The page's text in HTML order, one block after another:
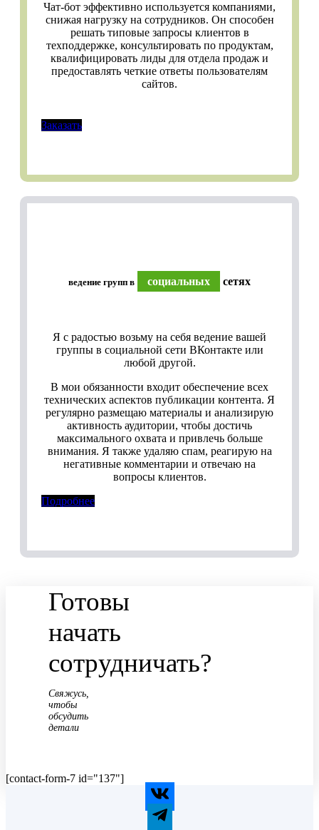
Чат-бот эффективно используется компаниями,
снижая нагрузку на сотрудников. Он способен
решать типовые запросы клиентов в
техподдержке, консультировать по продуктам,
квалифицировать лиды для отдела продаж и
предоставлять четкие ответы пользователям
сайтов.
Заказать
ведение групп в социальных сетях
Я с радостью возьму на себя ведение вашей
группы в социальной сети ВКонтакте или
любой другой.
В мои обязанности входит обеспечение всех
технических аспектов публикации контента. Я
регулярно размещаю материалы и анализирую
активность аудитории, чтобы достичь
максимального охвата и привлечь больше
внимания. Я также удаляю спам, реагирую на
негативные комментарии и отвечаю на
вопросы клиентов.
Подробнее
Готовы
начать
сотрудничать?
Свяжусь,
чтобы
обсудить
детали
[contact-form-7 id="137"]